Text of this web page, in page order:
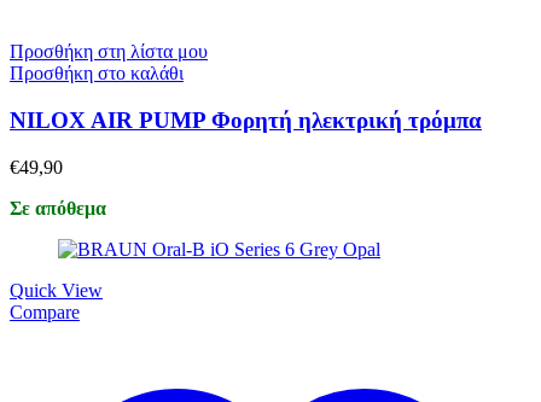
Προσθήκη στη λίστα μου
Προσθήκη στο καλάθι
NILOX AIR PUMP Φορητή ηλεκτρική τρόμπα
€49,90
Σε απόθεμα
Quick View
Compare